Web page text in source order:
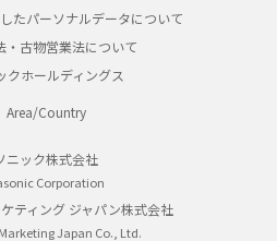
たパーソナルデータについて
・古物営業法について
クホールディングス
Area/Country
ニック株式会社
Corporation
ティング ジャパン株式会社
Japan Co., Ltd.